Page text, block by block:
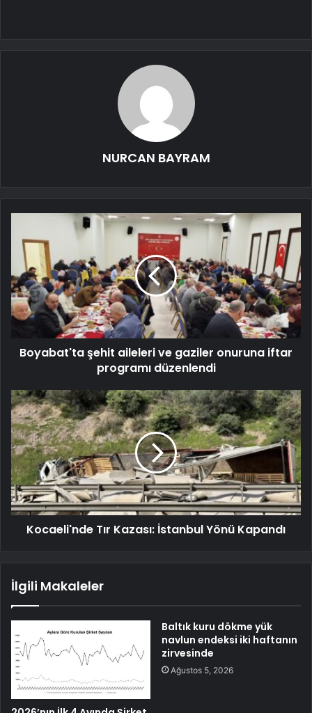
NURCAN BAYRAM
Boyabat'ta şehit aileleri ve gaziler onuruna iftar
programı düzenlendi
Kocaeli'nde Tır Kazası: İstanbul Yönü Kapandı
İlgili Makaleler
Baltık kuru dökme yük
navlun endeksi iki haftanın
zirvesinde
Ağustos 5, 2026